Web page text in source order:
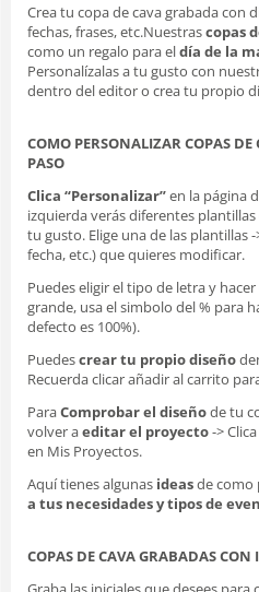
Crea tu copa de cava grabada con
fechas, frases, etc.Nuestrascopas
como un regalo para eldía de la
Personalízalas a tu gusto con
dentro del editor o crea tu propio
COMO PERSONALIZAR COPAS DE
PASO
Clica “Personalizar”en la página
izquierda verás diferentes
tu gusto. Elige una de las plantillas
fecha, etc.) que quieres modificar.
Puedes eligir el tipo de letra y
grande, usa el simbolo del % para
defecto es 100%).
Puedescrear tu propio diseño
Recuerda clicar añadir al carrito
ParaComprobar el diseñode tu
volver aeditar el proyecto->
en Mis Proyectos.
Aquí tienes algunas ideasde como
a tus necesidades y tipos de
COPAS DE CAVA GRABADAS CON